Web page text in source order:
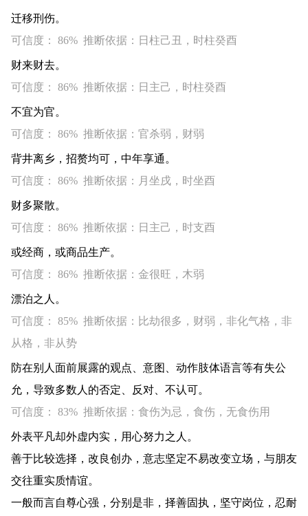
迁移刑伤。
可信度： 86% 推断依据：日柱己丑，时柱癸酉
财来财去。
可信度： 86% 推断依据：日主己，时柱癸酉
不宜为官。
可信度： 86% 推断依据：官杀弱，财弱
背井离乡，招赘均可，中年享通。
可信度： 86% 推断依据：月坐戌，时坐酉
财多聚散。
可信度： 86% 推断依据：日主己，时支酉
或经商，或商品生产。
可信度： 86% 推断依据：金很旺，木弱
漂泊之人。
可信度： 85% 推断依据：比劫很多，财弱，非化气格，非
从格，非从势
防在别人面前展露的观点、意图、动作肢体语言等有失公
允，导致多数人的否定、反对、不认可。
可信度： 83% 推断依据：食伤为忌，食伤，无食伤用
外表平凡却外虚内实，用心努力之人。
善于比较选择，改良创办，意志坚定不易改变立场，与朋友
交往重实质情谊。
一般而言自尊心强，分别是非，择善固执，坚守岗位，忍耐